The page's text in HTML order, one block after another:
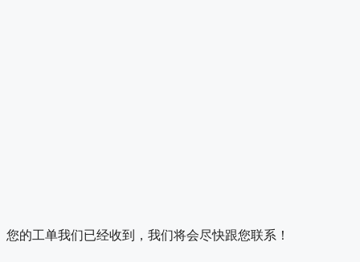
您的工单我们已经收到，我们将会尽快跟您联系！